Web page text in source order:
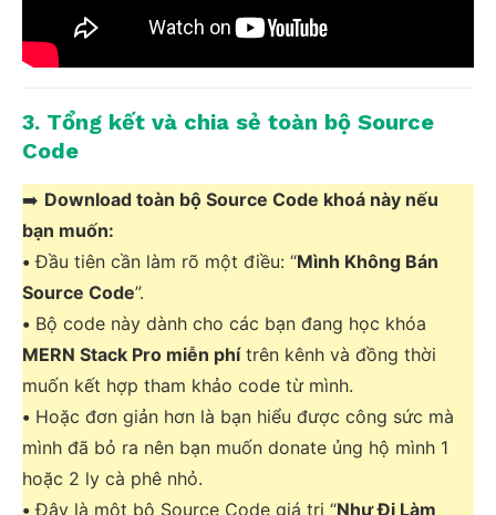
3. Tổng kết và chia sẻ toàn bộ Source
Code
➡️ Download toàn bộ Source Code khoá này nếu
bạn muốn:
• Đầu tiên cần làm rõ một điều: “Mình Không Bán
Source Code”.
• Bộ code này dành cho các bạn đang học khóa
MERN Stack Pro miễn phítrên kênh và đồng thời
muốn kết hợp tham khảo code từ mình.
• Hoặc đơn giản hơn là bạn hiểu được công sức mà
mình đã bỏ ra nên bạn muốn donate ủng hộ mình 1
hoặc 2 ly cà phê nhỏ.
• Đây là một bộ Source Code giá trị “Như Đi Làm